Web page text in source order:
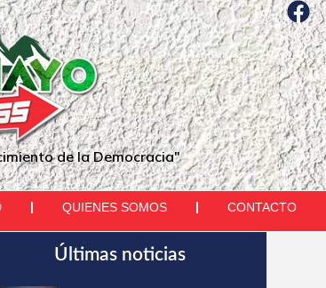
de la Democracia"
QUIENES SOMOS CONTACTO
Últimas noticias